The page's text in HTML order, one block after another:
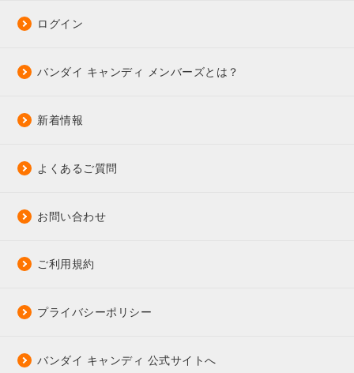
ログイン
バンダイ キャンディ メンバーズとは？
新着情報
よくあるご質問
お問い合わせ
ご利用規約
プライバシーポリシー
バンダイ キャンディ 公式サイトへ